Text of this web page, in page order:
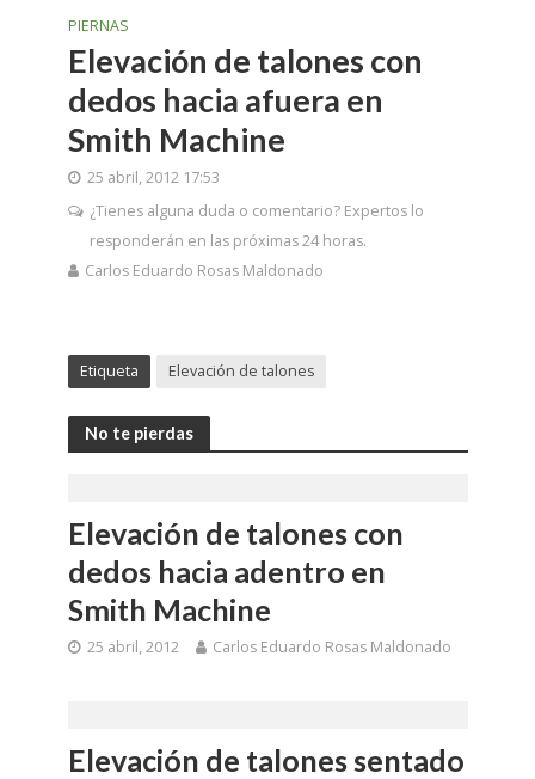
PIERNAS
Elevación de talones con
dedos hacia afuera en
Smith Machine
25 abril, 2012 17:53
¿Tienes alguna duda o comentario? Expertos lo
responderán en las próximas 24 horas.
Carlos Eduardo Rosas Maldonado
Etiqueta Elevación de talones
No te pierdas
Elevación de talones con
dedos hacia adentro en
Smith Machine
25 abril, 2012 Carlos Eduardo Rosas Maldonado
Elevación de talones sentado